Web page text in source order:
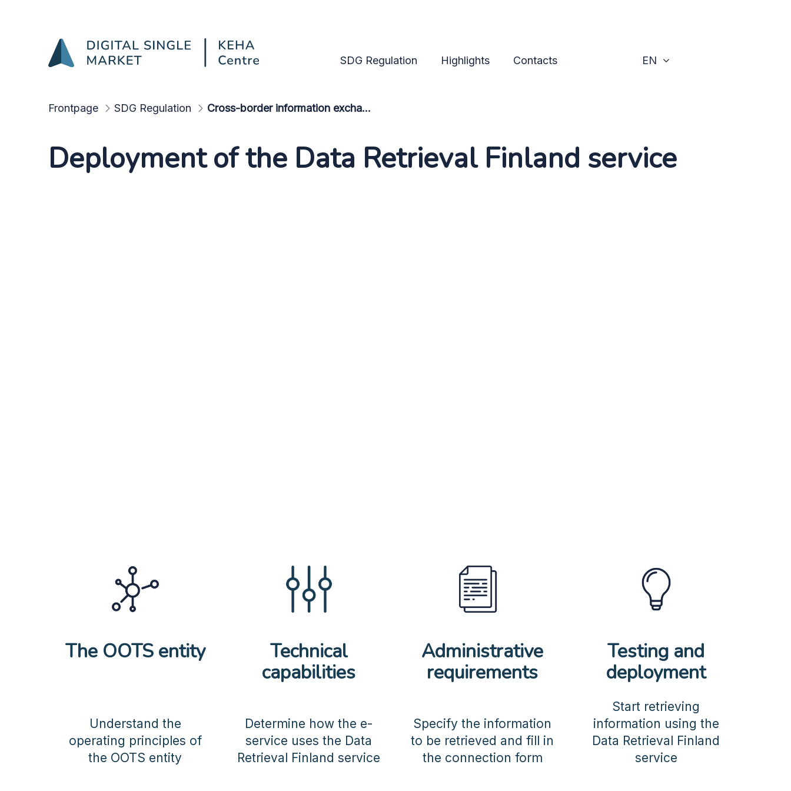
SDG Regulation Highlights Contacts EN
Frontpage SDG Regulation Cross-border information exchange
Deployment of the Data Retrieval Finland service
The OOTS entity
Understand the
operating principles of
the OOTS entity
Technical
capabilities
Determine how the e-
service uses the Data
Retrieval Finland service
Administrative
requirements
Specify the information
to be retrieved and fill in
the connection form
Testing and
deployment
Start retrieving
information using the
Data Retrieval Finland
service